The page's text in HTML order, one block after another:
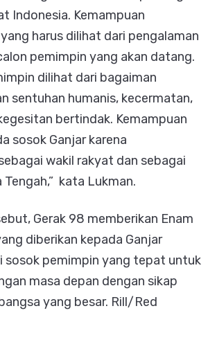
Indonesia. Kemampuan
harus dilihat dari pengalaman
pemimpin yang akan datang.
dilihat dari bagaiman
sentuhan humanis, kecermatan,
bertindak. Kemampuan
sosok Ganjar karena
wakil rakyat dan sebagai
kata Lukman.
Gerak 98 memberikan Enam
diberikan kepada Ganjar
sosok pemimpin yang tepat untuk
masa depan dengan sikap
yang besar. Rill/Red